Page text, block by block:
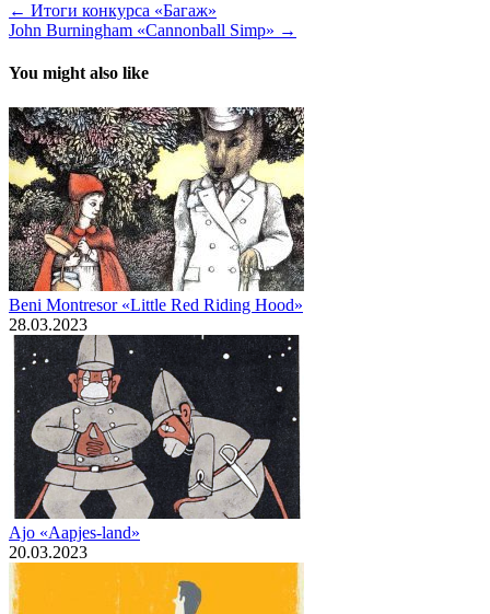
← Итоги конкурса «Багаж»
John Burningham «Cannonball Simp» →
You might also like
Beni Montresor «Little Red Riding Hood»
28.03.2023
Ajo «Aapjes-land»
20.03.2023